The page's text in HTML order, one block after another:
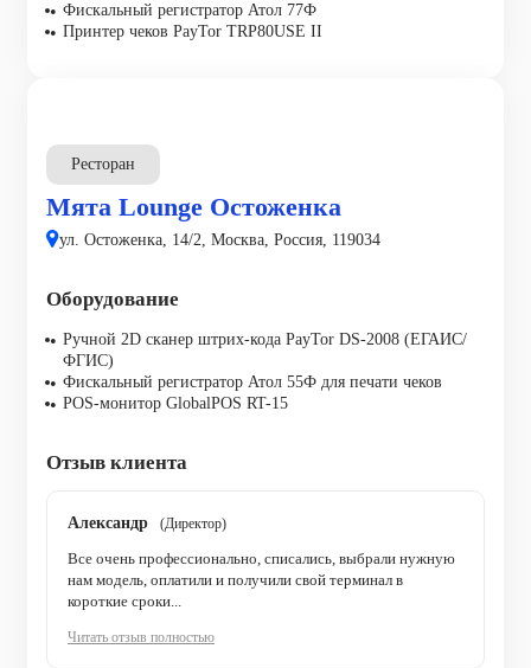
Фискальный регистратор Атол 77Ф
Принтер чеков PayTor TRP80USE II
Ресторан
Мята Lounge Остоженка
ул. Остоженка, 14/2, Москва, Россия, 119034
Оборудование
Ручной 2D сканер штрих-кода PayTor DS-2008 (ЕГАИС/
ФГИС)
Фискальный регистратор Атол 55Ф для печати чеков
POS-монитор GlobalPOS RT-15
Отзыв клиента
Александр (Директор)
Все очень профессионально, списались, выбрали нужную
нам модель, оплатили и получили свой терминал в
короткие сроки...
Читать отзыв полностью